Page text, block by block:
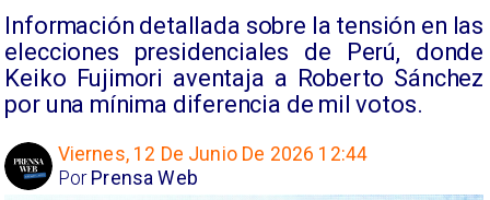
Información detallada sobre la tensión en las
elecciones presidenciales de Perú, donde
Keiko Fujimori aventaja a Roberto Sánchez
por una mínima diferencia de mil votos.
Viernes, 12 De Junio De 2026 12:44
Prensa Web
Por